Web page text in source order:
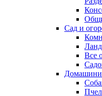
Сад и
Все